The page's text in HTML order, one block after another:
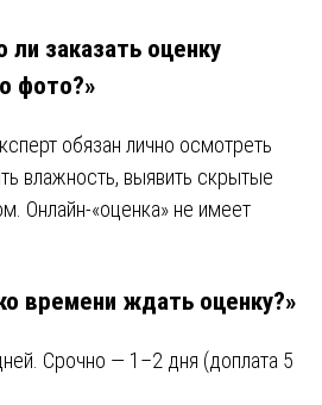
заказать оценку
фото?»
обязан лично осмотреть
влажность, выявить скрытые
Онлайн-«оценка» не имеет
времени ждать оценку?»
Срочно — 1–2 дня (доплата 5